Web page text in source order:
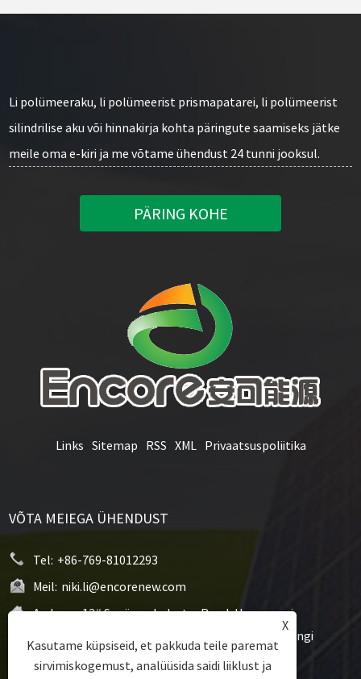
Li polümeeraku, li polümeerist prismapatarei, li polümeerist
silindrilise aku või hinnakirja kohta päringute saamiseks jätke
meile oma e-kiri ja me võtame ühendust 24 tunni jooksul.
PÄRING KOHE
Links Sitemap RSS XML Privaatsuspoliitika
VÕTA MEIEGA ÜHENDUST
Tel: +86-769-81012293
Meil: niki.li@encorenew.com
Aadress: 12# Sanjiang Industry Road, Hengquani
kogukond, Hengli linn, Dongguani linn, Guangdongi
provints, Hiina
X
Kasutame küpsiseid, et pakkuda teile paremat
sirvimiskogemust, analüüsida saidi liiklust ja